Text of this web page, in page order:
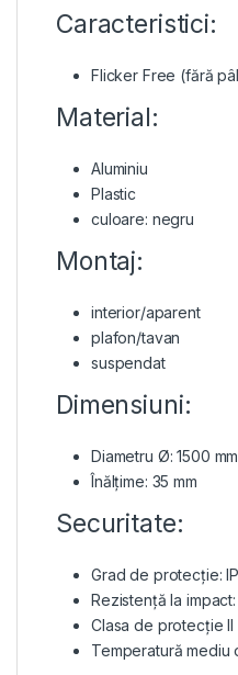
Caracteristici:
Flicker Free (fără
Material:
Aluminiu
Plastic
culoare: negru
Montaj:
interior/aparent
plafon/tavan
suspendat
Dimensiuni:
Diametru Ø: 1500 mm
Înălțime: 35 mm
Securitate:
Grad de protecție:
Rezistență la
Clasa de protecție II
Temperatură